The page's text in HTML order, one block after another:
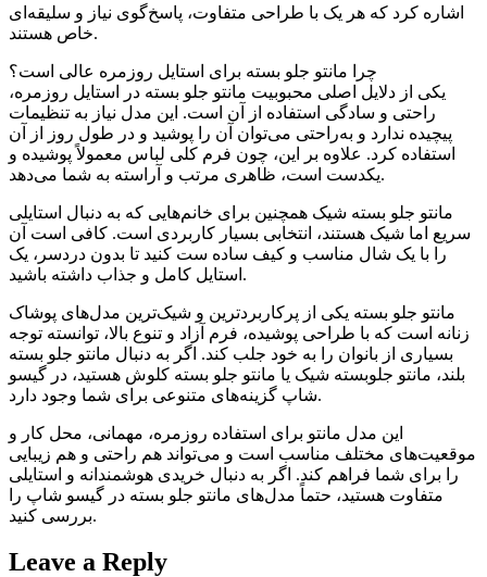
اشاره کرد که هر یک با طراحی متفاوت، پاسخ‌گوی نیاز و سلیقه‌ای
خاص هستند.
چرا مانتو جلو بسته برای استایل روزمره عالی است؟
یکی از دلایل اصلی محبوبیت مانتو جلو بسته در استایل روزمره،
راحتی و سادگی استفاده از آن است. این مدل نیاز به تنظیمات
پیچیده ندارد و به‌راحتی می‌توان آن را پوشید و در طول روز از آن
استفاده کرد. علاوه بر این، چون فرم کلی لباس معمولاً پوشیده و
یکدست است، ظاهری مرتب و آراسته به شما می‌دهد.
مانتو جلو بسته شیک همچنین برای خانم‌هایی که به دنبال استایلی
سریع اما شیک هستند، انتخابی بسیار کاربردی است. کافی است آن
را با یک شال مناسب و کیف ساده ست کنید تا بدون دردسر، یک
استایل کامل و جذاب داشته باشید.
مانتو جلو بسته یکی از پرکاربردترین و شیک‌ترین مدل‌های پوشاک
زنانه است که با طراحی پوشیده، فرم آزاد و تنوع بالا، توانسته توجه
بسیاری از بانوان را به خود جلب کند. اگر به دنبال مانتو جلو بسته
بلند، مانتو جلوبسته شیک یا مانتو جلو بسته کلوش هستید، در گیسو
شاپ گزینه‌های متنوعی برای شما وجود دارد.
این مدل مانتو برای استفاده روزمره، مهمانی، محل کار و
موقعیت‌های مختلف مناسب است و می‌تواند هم راحتی و هم زیبایی
را برای شما فراهم کند. اگر به دنبال خریدی هوشمندانه و استایلی
متفاوت هستید، حتماً مدل‌های مانتو جلو بسته در گیسو شاپ را
بررسی کنید.
Leave a Reply